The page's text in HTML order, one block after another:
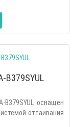
B379SYUL
B379SYUL оснащен
оттаивания